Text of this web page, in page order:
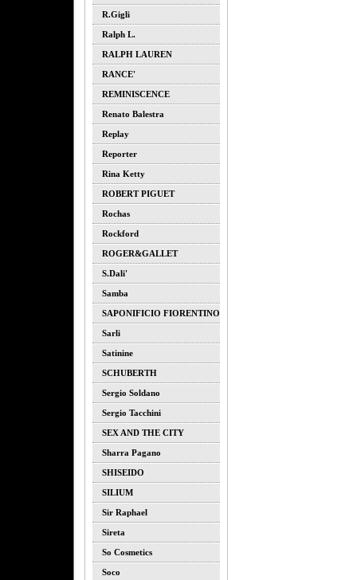
R.gigli
Ralph L.
RALPH LAUREN
RANCE'
REMINISCENCE
Renato Balestra
Replay
Reporter
Rina Ketty
ROBERT PIGUET
Rochas
Rockford
ROGER&GALLET
S.dali'
Samba
SAPONIFICIO FIORENTINO
Sarli
Satinine
SCHUBERTH
Sergio Soldano
Sergio Tacchini
SEX AND THE CITY
Sharra Pagano
SHISEIDO
SILIUM
Sir Raphael
Sireta
So Cosmetics
Soco